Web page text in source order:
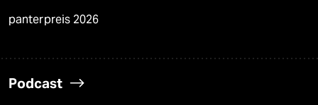
panterpreis 2026
Podcast